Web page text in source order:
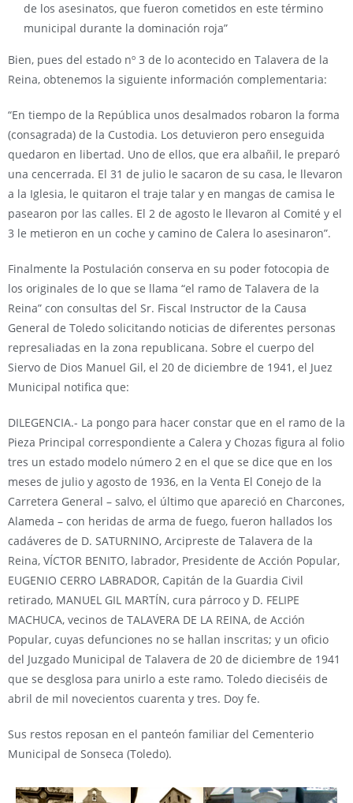
de los asesinatos, que fueron cometidos en este término
municipal durante la dominación roja”
Bien, pues del estado nº 3 de lo acontecido en Talavera de la
Reina, obtenemos la siguiente información complementaria:
“En tiempo de la República unos desalmados robaron la forma
(consagrada) de la Custodia. Los detuvieron pero enseguida
quedaron en libertad. Uno de ellos, que era albañil, le preparó
una cencerrada. El 31 de julio le sacaron de su casa, le llevaron
a la Iglesia, le quitaron el traje talar y en mangas de camisa le
pasearon por las calles. El 2 de agosto le llevaron al Comité y el
3 le metieron en un coche y camino de Calera lo asesinaron”.
Finalmente la Postulación conserva en su poder fotocopia de
los originales de lo que se llama “el ramo de Talavera de la
Reina” con consultas del Sr. Fiscal Instructor de la Causa
General de Toledo solicitando noticias de diferentes personas
represaliadas en la zona republicana. Sobre el cuerpo del
Siervo de Dios Manuel Gil, el 20 de diciembre de 1941, el Juez
Municipal notifica que:
DILEGENCIA.- La pongo para hacer constar que en el ramo de la
Pieza Principal correspondiente a Calera y Chozas figura al folio
tres un estado modelo número 2 en el que se dice que en los
meses de julio y agosto de 1936, en la Venta El Conejo de la
Carretera General – salvo, el último que apareció en Charcones,
Alameda – con heridas de arma de fuego, fueron hallados los
cadáveres de D. SATURNINO, Arcipreste de Talavera de la
Reina, VÍCTOR BENITO, labrador, Presidente de Acción Popular,
EUGENIO CERRO LABRADOR, Capitán de la Guardia Civil
retirado, MANUEL GIL MARTÍN, cura párroco y D. FELIPE
MACHUCA, vecinos de TALAVERA DE LA REINA, de Acción
Popular, cuyas defunciones no se hallan inscritas; y un oficio
del Juzgado Municipal de Talavera de 20 de diciembre de 1941
que se desglosa para unirlo a este ramo. Toledo dieciséis de
abril de mil novecientos cuarenta y tres. Doy fe.
Sus restos reposan en el panteón familiar del Cementerio
Municipal de Sonseca (Toledo).